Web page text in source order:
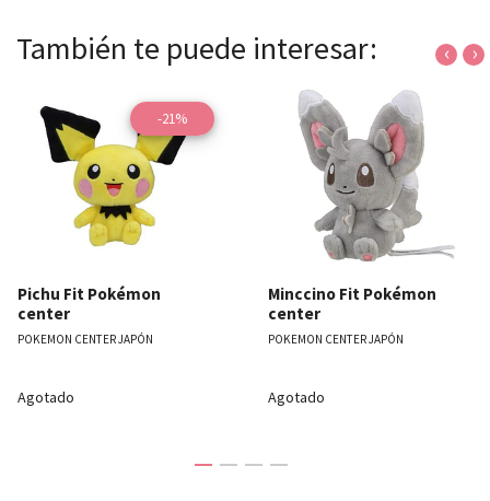
También te puede interesar:
-21%
Pichu Fit Pokémon
center
POKEMON CENTER JAPÓN
Agotado
Minccino Fit Pokémon
center
POKEMON CENTER JAPÓN
Agotado
‹ ›